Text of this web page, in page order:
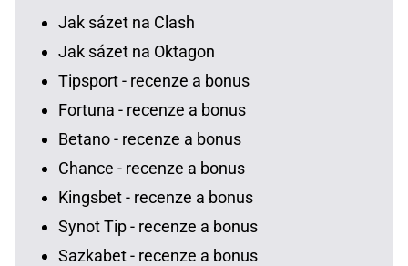
Jak sázet na Clash
Jak sázet na Oktagon
Tipsport - recenze a bonus
Fortuna - recenze a bonus
Betano - recenze a bonus
Chance - recenze a bonus
Kingsbet - recenze a bonus
Synot Tip - recenze a bonus
Sazkabet - recenze a bonus